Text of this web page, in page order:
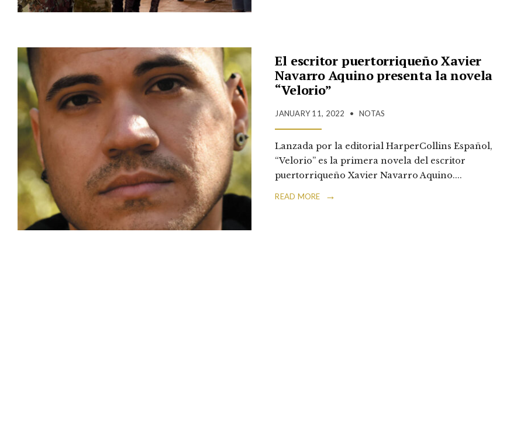
El escritor puertorriqueño Xavier
Navarro Aquino presenta la novela
“Velorio”
JANUARY 11, 2022 • NOTAS
Lanzada por la editorial HarperCollins Español,
“Velorio” es la primera novela del escritor
puertorriqueño Xavier Navarro Aquino....
READ MORE →